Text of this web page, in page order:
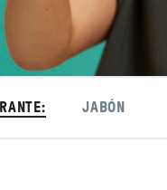
JABÓN